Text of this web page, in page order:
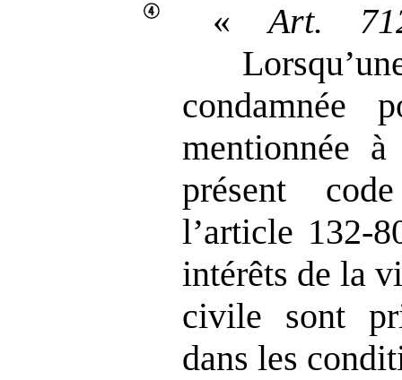
«Art.
condamnée
mentionnée
présent
l’article
intérêts de la
civile sont
dans les